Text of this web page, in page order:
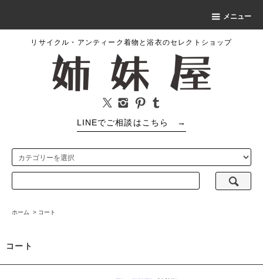
メニュー
リサイクル・アンティーク着物と浴衣のセレクトショップ
LINEでご相談はこちら →
ホーム > コート
コート